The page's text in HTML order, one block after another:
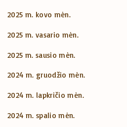
2025 m. kovo mėn.
2025 m. vasario mėn.
2025 m. sausio mėn.
2024 m. gruodžio mėn.
2024 m. lapkričio mėn.
2024 m. spalio mėn.